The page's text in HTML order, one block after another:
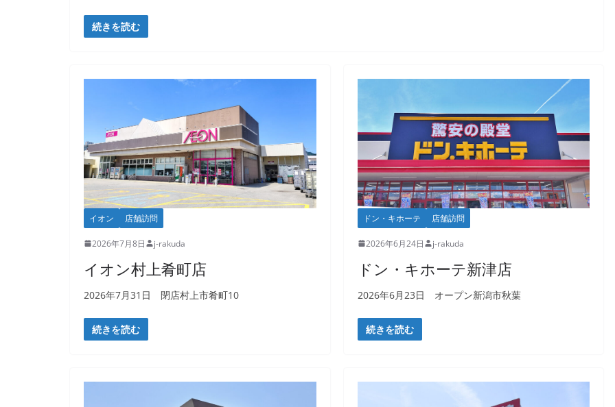
続きを読む
イオン 店舗訪問
2026年7月8日 j-rakuda
イオン村上肴町店
2026年7月31日 閉店村上市肴町10
続きを読む
ドン・キホーテ 店舗訪問
2026年6月24日 j-rakuda
ドン・キホーテ新津店
2026年6月23日 オープン新潟市秋葉
続きを読む